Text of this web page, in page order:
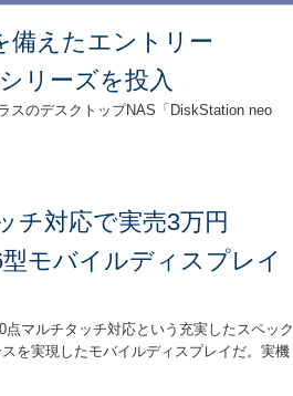
備えたエントリー
リーズを投入
スのデスクトップNAS「DiskStation neo
チ対応で実売3万円
モバイルディスプレイ
マルチタッチ対応という充実したスペック
を実現したモバイルディスプレイだ。実機